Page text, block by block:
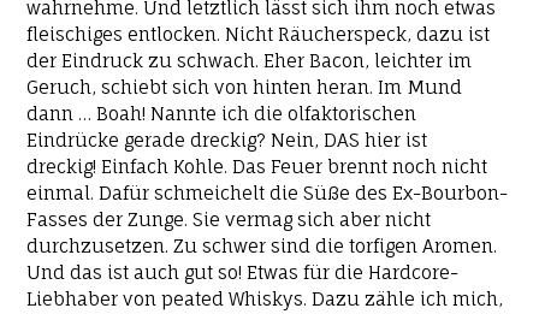
wahrnehme. Und letztlich lässt sich ihm noch etwas
fleischiges entlocken. Nicht Räucherspeck, dazu ist
der Eindruck zu schwach. Eher Bacon, leichter im
Geruch, schiebt sich von hinten heran. Im Mund
dann … Boah! Nannte ich die olfaktorischen
Eindrücke gerade dreckig? Nein, DAS hier ist
dreckig! Einfach Kohle. Das Feuer brennt noch nicht
einmal. Dafür schmeichelt die Süße des Ex-Bourbon-
Fasses der Zunge. Sie vermag sich aber nicht
durchzusetzen. Zu schwer sind die torfigen Aromen.
Und das ist auch gut so! Etwas für die Hardcore-
Liebhaber von peated Whiskys. Dazu zähle ich mich,